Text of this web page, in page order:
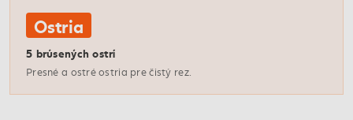
Ostria
5 brúsených ostrí
Presné a ostré ostria pre čistý rez.